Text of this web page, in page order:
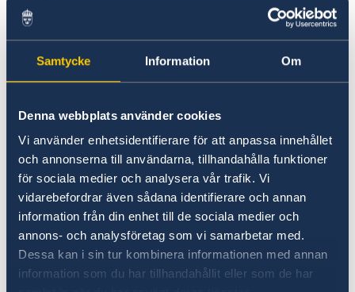
Samtycke Information Om
Denna webbplats använder cookies
Vi använder enhetsidentifierare för att anpassa innehållet
och annonserna till användarna, tillhandahålla funktioner
för sociala medier och analysera vår trafik. Vi
vidarebefordrar även sådana identifierare och annan
information från din enhet till de sociala medier och
annons- och analysföretag som vi samarbetar med.
Dessa kan i sin tur kombinera informationen med annan
information som du har tillhandahållit eller som de har
Stängt
29 juni
Feast of Saints Peter and Paul
Stängt
13 augusti
Stängt
14 augusti
Stängt
15 augusti